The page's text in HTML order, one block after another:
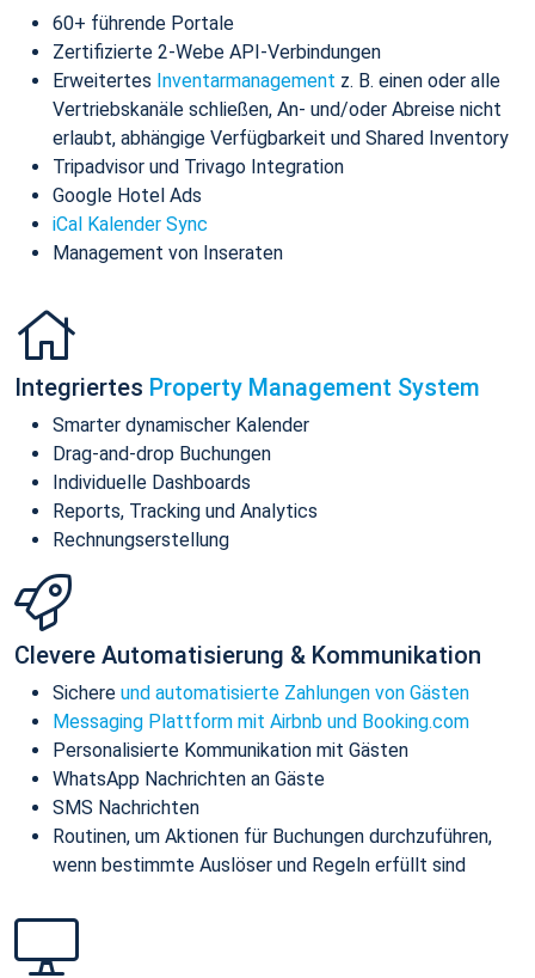
60+ führende Portale
Zertifizierte 2-Webe API-Verbindungen
Erweitertes Inventarmanagement z. B. einen oder alle
Vertriebskanäle schließen, An- und/oder Abreise nicht
erlaubt, abhängige Verfügbarkeit und Shared Inventory
Tripadvisor und Trivago Integration
Google Hotel Ads
iCal Kalender Sync
Management von Inseraten
Integriertes Property Management System
Smarter dynamischer Kalender
Drag-and-drop Buchungen
Individuelle Dashboards
Reports, Tracking und Analytics
Rechnungserstellung
Clevere Automatisierung & Kommunikation
Sichere und automatisierte Zahlungen von Gästen
Messaging Plattform mit Airbnb und Booking.com
Personalisierte Kommunikation mit Gästen
WhatsApp Nachrichten an Gäste
SMS Nachrichten
Routinen, um Aktionen für Buchungen durchzuführen,
wenn bestimmte Auslöser und Regeln erfüllt sind